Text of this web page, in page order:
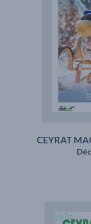
CEYRAT